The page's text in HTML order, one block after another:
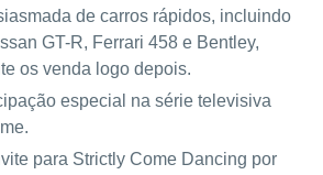
de carros rápidos, incluindo
GT-R, Ferrari 458 e Bentley,
os venda logo depois.
especial na série televisiva
para Strictly Come Dancing por